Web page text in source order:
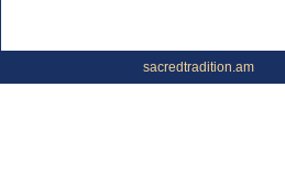
sacredtradition.am